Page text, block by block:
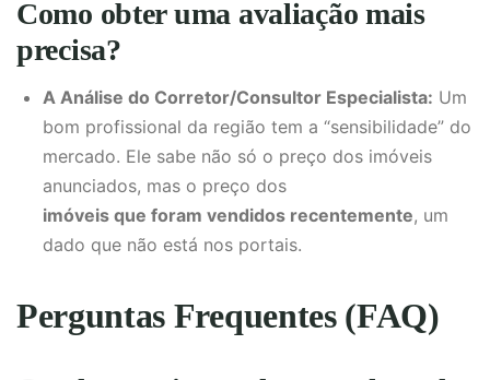
Como obter uma avaliação mais
precisa?
A Análise do Corretor/Consultor Especialista: Um
bom profissional da região tem a “sensibilidade” do
mercado. Ele sabe não só o preço dos imóveis
anunciados, mas o preço dos
imóveis que foram vendidos recentemente, um
dado que não está nos portais.
Perguntas Frequentes (FAQ)